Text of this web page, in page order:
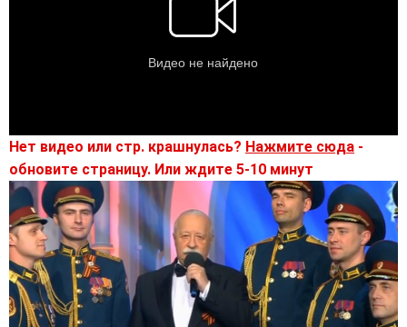
Нет видео или стр. крашнулась? Нажмите сюда -
обновите страницу. Или ждите 5-10 минут